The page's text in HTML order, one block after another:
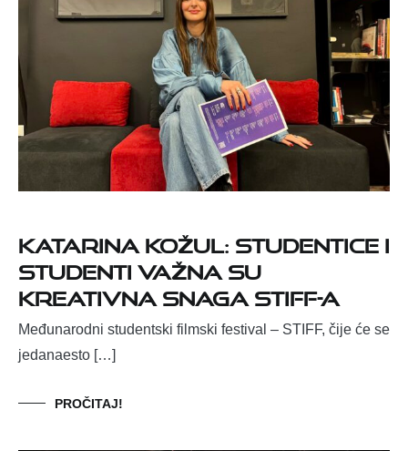
Katarina Kožul: studentice i
studenti važna su
kreativna snaga STIFF-a
Međunarodni studentski filmski festival – STIFF, čije će se
jedanaesto […]
PROČITAJ!